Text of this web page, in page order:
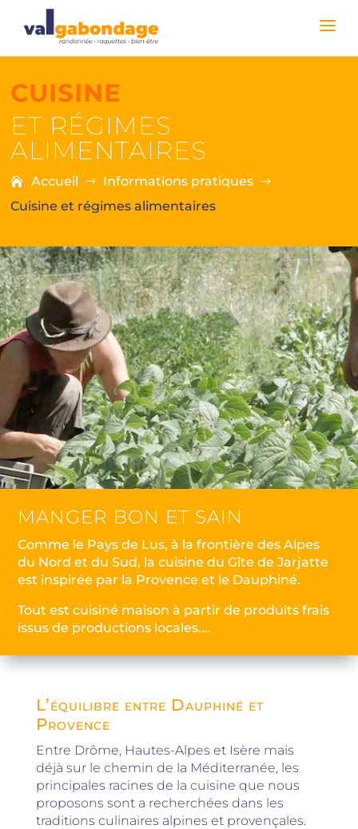
CUISINE
ET RÉGIMES
ALIMENTAIRES
Accueil $ Informations pratiques $
Cuisine et régimes alimentaires
MANGER BON ET SAIN
Comme le Pays de Lus, à la frontière des Alpes
du Nord et du Sud, la cuisine du Gîte de Jarjatte
est inspirée par la Provence et le Dauphiné.
Tout est cuisiné maison à partir de produits frais
issus de productions locales.…
L’équilibre entre Dauphiné et
Provence
Entre Drôme, Hautes-Alpes et Isère mais
déjà sur le chemin de la Méditerranée, les
principales racines de la cuisine que nous
proposons sont a recherchées dans les
traditions culinaires alpines et provençales.